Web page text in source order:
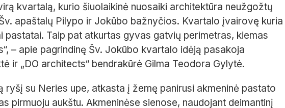
kvartalą, kurio šiuolaikinė nuosaiki architektūra neužgožtų
apaštalų Pilypo ir Jokūbo bažnyčios. Kvartalo įvairovę kuria
pastatai. Taip pat atkurtas gyvas gatvių perimetras, kiemas
– apie pagrindinę Šv. Jokūbo kvartalo idėją pasakoja
ir „DO architects“ bendrakūrė Gilma Teodora Gylytė.
ryšį su Neries upe, atkasta į žemę panirusi akmeninė pastato
pirmuoju aukštu. Akmeninėse sienose, naudojant deimantinį